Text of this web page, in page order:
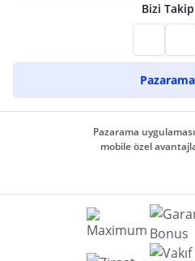
Bizi
Pazarama
mobile özel